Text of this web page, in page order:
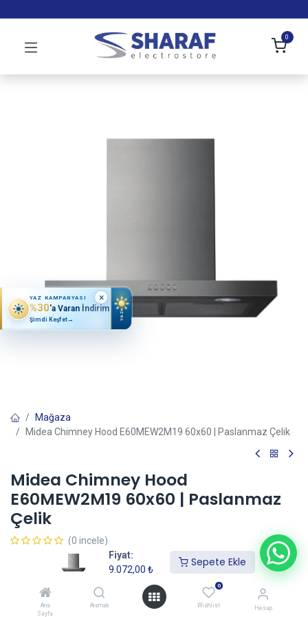
Fiyat:
9.072,00 ₺
Sepete Ekle
Ana
Sayfa
Aramak
0
Wishlist Hesap
0
Mağaza
Midea Chimney Hood E60MEW2M19 60x60 | Paslanmaz Çelik
Midea Chimney Hood
E60MEW2M19 60x60 | Paslanmaz
Çelik
(0 incele)
Sepete Ekle
YAZ KAMPANYASI
%30'a Varan İndirim
Şimdi Keşfet→ YAZ
×